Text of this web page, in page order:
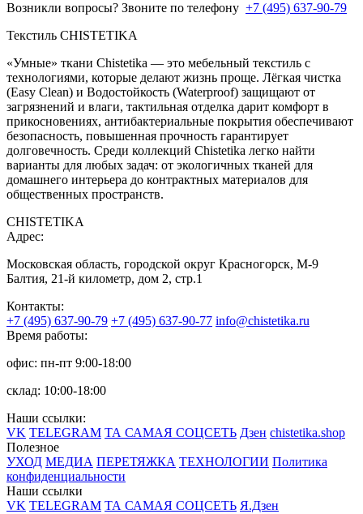
Возникли вопросы? Звоните по телефону +7 (495) 637-90-79
Текстиль CHISTETIKA
«Умные» ткани Chistetika — это мебельный текстиль с
технологиями, которые делают жизнь проще. Лёгкая чистка
(Easy Clean) и Водостойкость (Waterproof) защищают от
загрязнений и влаги, тактильная отделка дарит комфорт в
прикосновениях, антибактериальные покрытия обеспечивают
безопасность, повышенная прочность гарантирует
долговечность. Среди коллекций Chistetika легко найти
варианты для любых задач: от экологичных тканей для
домашнего интерьера до контрактных материалов для
общественных пространств.
CHISTETIKA
Адрес:
Московская область, городской округ Красногорск, М-9
Балтия, 21-й километр, дом 2, стр.1
Контакты:
+7 (495) 637-90-79 +7 (495) 637-90-77 info@chistetika.ru
Время работы:
офис: пн-пт 9:00-18:00
склад: 10:00-18:00
Наши ссылки:
VK TELEGRAM ТА САМАЯ СОЦСЕТЬ Дзен chistetika.shop
Полезное
УХОД МЕДИА ПЕРЕТЯЖКА ТЕХНОЛОГИИ Политика
конфиденциальности
Наши ссылки
VK TELEGRAM ТА САМАЯ СОЦСЕТЬ Я.Дзен